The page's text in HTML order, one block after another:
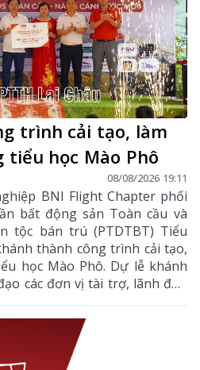
trình cải tạo, làm
học Mào Phô
08/08/2026 19:11
BNI Flight Chapter phối
bất động sản Toàn cầu và
tộc bán trú (PTDTBT) Tiểu
thành công trình cải tạo,
học Mào Phô. Dự lễ khánh
các đơn vị tài trợ, lãnh đạo
Tiểu học Giang Ma cùng
và học sinh...